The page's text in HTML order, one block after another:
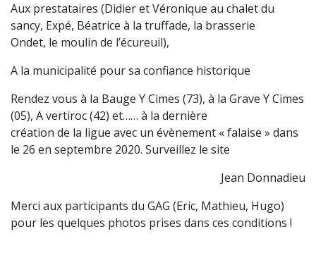
Aux prestataires (Didier et Véronique au chalet du
sancy, Expé, Béatrice à la truffade, la brasserie
Ondet, le moulin de l’écureuil),
A la municipalité pour sa confiance historique
Rendez vous à la Bauge Y Cimes (73), à la Grave Y Cimes
(05), A vertiroc (42) et…… à la dernière
création de la ligue avec un évènement « falaise » dans
le 26 en septembre 2020. Surveillez le site
Jean Donnadieu
Merci aux participants du GAG (Eric, Mathieu, Hugo)
pour les quelques photos prises dans ces conditions !